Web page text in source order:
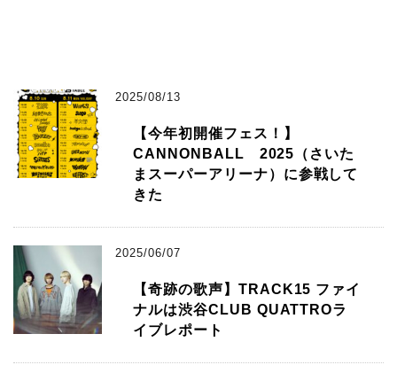
2025/08/13
【今年初開催フェス！】
CANNONBALL 2025（さいた
まスーパーアリーナ）に参戦して
きた
2025/06/07
【奇跡の歌声】TRACK15 ファイ
ナルは渋谷CLUB QUATTROラ
イブレポート